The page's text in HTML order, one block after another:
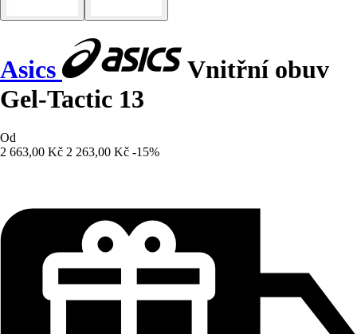
Asics
Vnitřní obuv
Gel-Tactic 13
Od
2 663,00 Kč 2 263,00 Kč -15%